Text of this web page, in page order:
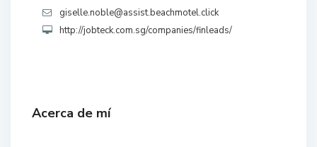
giselle.noble@assist.beachmotel.click
http://jobteck.com.sg/companies/finleads/
Acerca de mí